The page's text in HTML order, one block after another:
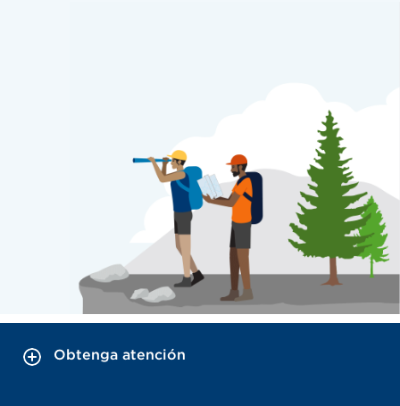
Obtenga atención